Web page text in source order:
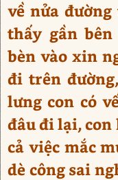
về nửa
thấy gần
bèn vào xin
đi trên
lưng con có
đâu đi lại, con
cả việc mắc
dè công sai